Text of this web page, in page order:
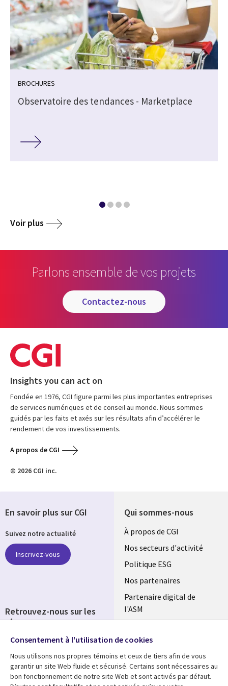
BROCHURES
Observatoire des tendances - Marketplace
Voir plus
Parlons ensemble de vos projets
contactez-nous
Insights you can act on
Fondée en 1976, CGI figure parmi les plus importantes entreprises
de services numériques et de conseil au monde. Nous sommes
guidés par les faits et axés sur les résultats afin d’accélérer le
rendement de vos investissements.
A propos de CGI
© 2026 CGI inc.
Qui sommes-nous
Useful
links
FRANCE
À propos de CGI
Nos secteurs d'activité
Politique ESG
Nos partenaires
Partenaire digital de
l'ASM
Fusions
En savoir plus sur CGI
Suivez notre actualité
Inscrivez-vous
Retrouvez-nous sur les
réseaux
Social
Media
FRANCE
Consentement à l'utilisation de cookies
Nous utilisons nos propres témoins et ceux de tiers afin de vous
garantir un site Web fluide et sécurisé. Certains sont nécessaires au
bon fonctionnement de notre site Web et sont activés par défaut.